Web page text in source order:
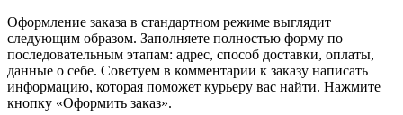
Оформление заказа в стандартном режиме выглядит
следующим образом. Заполняете полностью форму по
последовательным этапам: адрес, способ доставки, оплаты,
данные о себе. Советуем в комментарии к заказу написать
информацию, которая поможет курьеру вас найти. Нажмите
кнопку «Оформить заказ».